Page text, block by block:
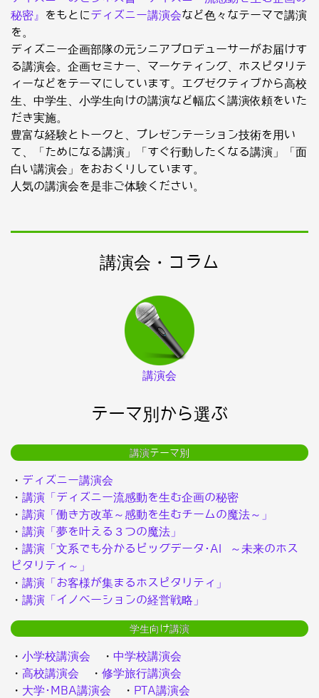
秘密』
をもとにディズニー講演会など色々なテーマで講演
を。
ディズニー企画部隊の元シニアプロデューサーがお届けす
る講演会。企画セミナー、マーケティング、ホスピタリテ
ィーなどをテーマにしています。エグゼクティブから高校
生、中学生、小学生向けの講演など幅広く講演依頼をいた
だき実施。
豊富な経験とトークと、プレゼンテーション技術を用い
て、「ためになる講演」「すぐ行動したくなる講演」「面
白い講演会」をおおくりしています。
人気の講演会を是非ご体験ください。
講演会・コラム
講演会
テーマ別から選ぶ
講演テーマ別
・ ディズニー講演会
・ 講演「ディズニー流感動を生む企画の秘密
・ 講演「働き方改革～感動を生むチームの魔法～」
・ 講演「夢を叶える３つの魔法」
・ 講演「文系でも分かるビッグデータ･AI ～未来のホス
ピタリティ～」
・ 講演「お客様が集まるホスピタリティ」
・ 講演「イノベーションの経営戦略」
学生向け講演
・ 小学校講演会 ・ 中学校講演会
・ 高校講演会 ・ 修学旅行講演会
・ 大学･MBA講演会 ・ PTA講演会